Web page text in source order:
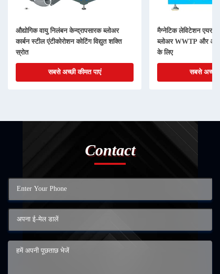
औद्योगिक वायु निलंबन केन्द्रापसारक ब्लोअर
कार्बन स्टील एंटीकोरोशन कोटिंग विद्युत शक्ति
स्रोत
सबसे अच्छी कीमत पाएं
मैग्नेटिक लेविटेशन एयर
ब्लोअर WWTP और
के लिए
सबसे अच्छी
Contact